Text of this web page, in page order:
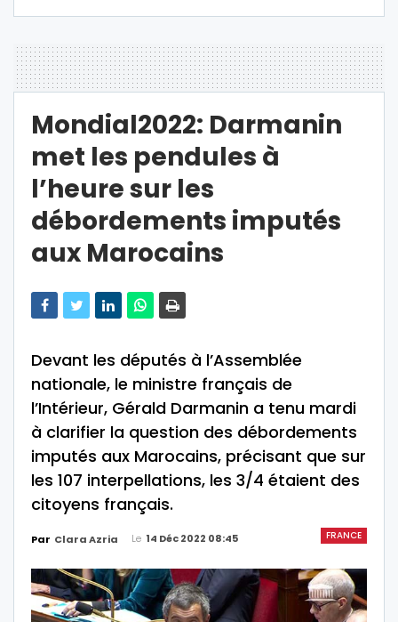
Mondial2022: Darmanin
met les pendules à
l’heure sur les
débordements imputés
aux Marocains
Devant les députés à l’Assemblée
nationale, le ministre français de
l’Intérieur, Gérald Darmanin a tenu mardi
à clarifier la question des débordements
imputés aux Marocains, précisant que sur
les 107 interpellations, les 3/4 étaient des
citoyens français.
FRANCE
Par Clara Azria Le 14 Déc 2022 08:45